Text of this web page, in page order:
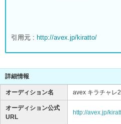
引用元 : http://avex.jp/kiratto/
詳細情報
オーディション名 avex キラチャレ
オーディション公式
URL
http://avex.jp/